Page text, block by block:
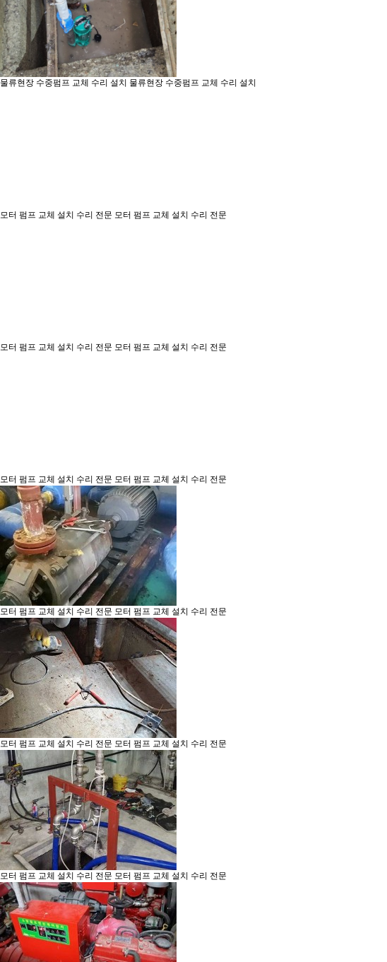
물류현장 수중펌프 교체 수리 설치 물류현장 수중펌프 교체 수리 설치
모터 펌프 교체 설치 수리 전문 모터 펌프 교체 설치 수리 전문
모터 펌프 교체 설치 수리 전문 모터 펌프 교체 설치 수리 전문
모터 펌프 교체 설치 수리 전문 모터 펌프 교체 설치 수리 전문
모터 펌프 교체 설치 수리 전문 모터 펌프 교체 설치 수리 전문
모터 펌프 교체 설치 수리 전문 모터 펌프 교체 설치 수리 전문
모터 펌프 교체 설치 수리 전문 모터 펌프 교체 설치 수리 전문